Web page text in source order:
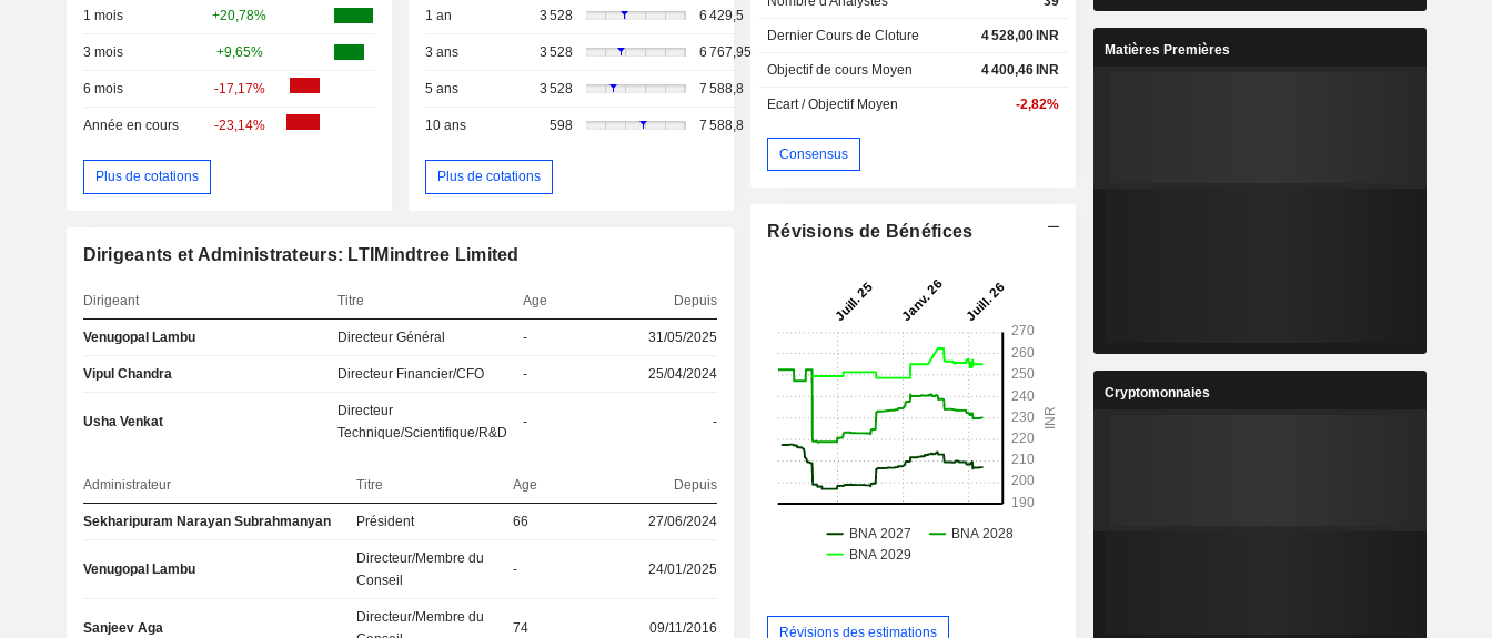
1 mois +20,78%
3 mois +9,65%
6 mois -17,17%
Année en cours -23,14%
Plus de cotations
1 an 3 528 6 429,5
3 ans 3 528 6 767,95
5 ans 3 528 7 588,8
10 ans 598 7 588,8
Plus de cotations
Dirigeants et Administrateurs: LTIMindtree Limited
Dirigeant Titre Age Depuis
Venugopal Lambu Directeur Général - 31/05/2025
Vipul Chandra Directeur Financier/CFO - 25/04/2024
Usha Venkat
Directeur
Technique/Scientifique/R&D
- -
Administrateur Titre Age Depuis
Sekharipuram Narayan Subrahmanyan Président 66 27/06/2024
Venugopal Lambu
Directeur/Membre du
Conseil
- 24/01/2025
Sanjeev Aga
Directeur/Membre du
74 09/11/2016
Dernier Cours de Cloture 4 528,00 INR
Objectif de cours Moyen 4 400,46 INR
Ecart / Objectif Moyen -2,82%
Consensus
Révisions de Bénéfices
Révisions des estimations
Matières Premières
Cryptomonnaies